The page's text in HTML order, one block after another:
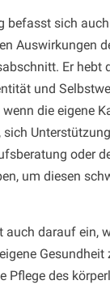
befasst sich
Auswirkungen
Er hebt
und
die eigene
sich
oder
um diesen
auch darauf ein,
Gesundheit
Pflege des